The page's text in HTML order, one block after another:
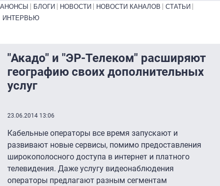
Primary links bottom
АНОНСЫ БЛОГИ НОВОСТИ НОВОСТИ КАНАЛОВ
СТАТЬИ
ИНТЕРВЬЮ
"Акадо" и "ЭР-Телеком" расширяют
географию своих дополнительных
услуг
23.06.2014 13:06
Кабельные операторы все время запускают и
развивают новые сервисы, помимо предоставления
широкополосного доступа в интернет и платного
телевидения. Даже услугу видеонаблюдения
операторы предлагают разным сегментам